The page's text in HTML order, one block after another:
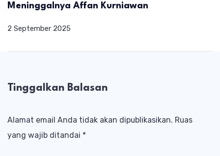
Meninggalnya Affan Kurniawan
2 September 2025
Tinggalkan Balasan
Alamat email Anda tidak akan dipublikasikan. Ruas
yang wajib ditandai *